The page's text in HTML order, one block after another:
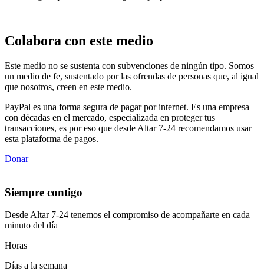
Colabora con este medio
Este medio no se sustenta con subvenciones de ningún tipo. Somos
un medio de fe, sustentado por las ofrendas de personas que, al igual
que nosotros, creen en este medio.
PayPal es una forma segura de pagar por internet. Es una empresa
con décadas en el mercado, especializada en proteger tus
transacciones, es por eso que desde Altar 7-24 recomendamos usar
esta plataforma de pagos.
Donar
Siempre contigo
Desde Altar 7-24 tenemos el compromiso de acompañarte en cada
minuto del día
Horas
Días a la semana